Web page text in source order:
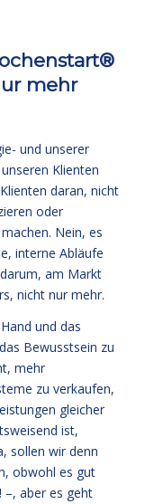
mehr
und unserer
Klienten
daran, nicht
oder
Nein, es
interne Abläufe
am Markt
nicht nur mehr.
und das
Bewusstsein zu
mehr
zu verkaufen,
gleicher
ist,
sollen wir denn
obwohl es gut
–, aber es geht